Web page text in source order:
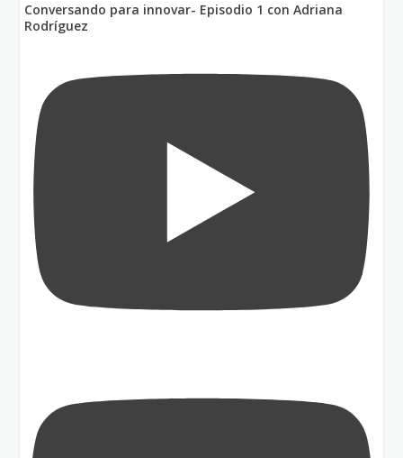
Conversando para innovar- Episodio 1 con Adriana
Rodríguez